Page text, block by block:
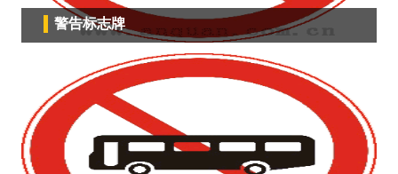
警告标志牌